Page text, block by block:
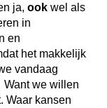
ja, ook wel als
in
en
het makkelijk
vandaag
we willen
Waar kansen